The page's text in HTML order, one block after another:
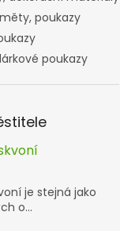
poukazy
poukazy
je stejná jako
o...